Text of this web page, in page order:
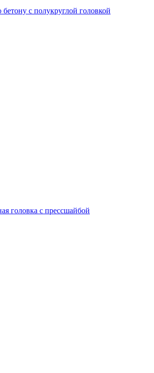
с полукруглой головкой
головка с прессшайбой